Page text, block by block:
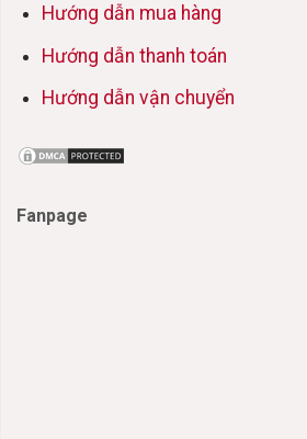
Hướng dẫn mua hàng
Hướng dẫn thanh toán
Hướng dẫn vận chuyển
Fanpage